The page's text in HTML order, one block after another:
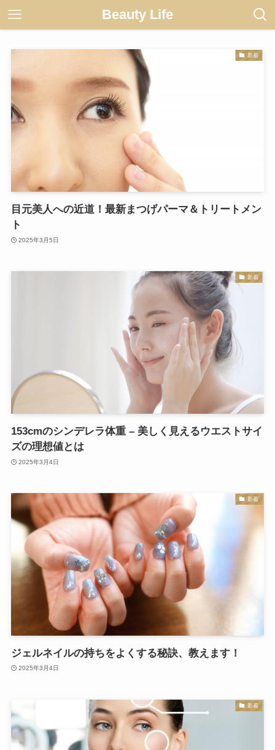
Beauty Life
新着
目元美人への近道！最新まつげパーマ＆トリートメン
ト
2025年3月5日
新着
153cmのシンデレラ体重 – 美しく見えるウエストサイ
ズの理想値とは
2025年3月4日
新着
ジェルネイルの持ちをよくする秘訣、教えます！
2025年3月4日
新着